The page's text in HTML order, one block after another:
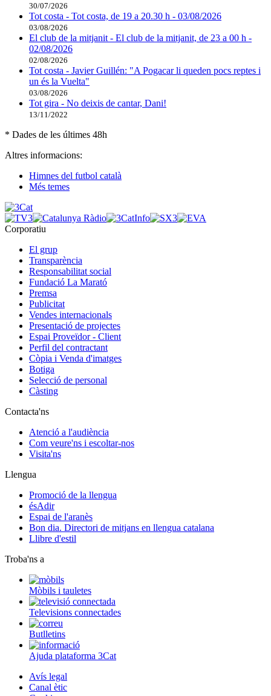
30/07/2026
Tot costa - Tot costa, de 19 a 20.30 h - 03/08/2026
03/08/2026
El club de la mitjanit - El club de la mitjanit, de 23 a 00 h -
02/08/2026
02/08/2026
Tot costa - Javier Guillén: "A Pogacar li queden pocs reptes i
un és la Vuelta"
03/08/2026
Tot gira - No deixis de cantar, Dani!
13/11/2022
* Dades de les últimes 48h
Altres informacions:
Himnes del futbol català
Més temes
Corporatiu
El grup
Transparència
Responsabilitat social
Fundació La Marató
Premsa
Publicitat
Vendes internacionals
Presentació de projectes
Espai Proveïdor - Client
Perfil del contractant
Còpia i Venda d'imatges
Botiga
Selecció de personal
Càsting
Contacta'ns
Atenció a l'audiència
Com veure'ns i escoltar-nos
Visita'ns
Llengua
Promoció de la llengua
ésAdir
Espai de l'aranès
Bon dia. Directori de mitjans en llengua catalana
Llibre d'estil
Troba'ns a
Mòbils i tauletes
Televisions connectades
Butlletins
Ajuda plataforma 3Cat
Avís legal
Canal ètic